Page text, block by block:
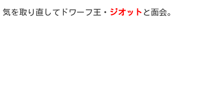
を取り直してドワーフ王・ ジオット と面会。